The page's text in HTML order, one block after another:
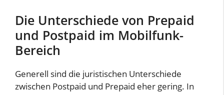
Die Unterschiede von Prepaid
und Postpaid im Mobilfunk-
Bereich
Generell sind die juristischen Unterschiede
zwischen Postpaid und Prepaid eher gering. In